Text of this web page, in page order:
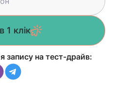
1 клік
запису на тест-драйв: